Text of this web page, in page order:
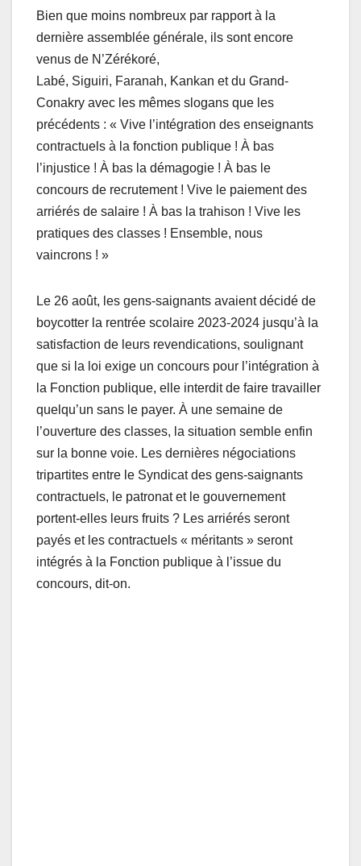
Bien que moins nombreux par rapport à la
dernière assemblée générale, ils sont encore
venus de N’Zérékoré,
Labé, Siguiri, Faranah, Kankan et du Grand-
Conakry avec les mêmes slogans que les
précédents : « Vive l’intégration des enseignants
contractuels à la fonction publique ! À bas
l’injustice ! À bas la démagogie ! À bas le
concours de recrutement ! Vive le paiement des
arriérés de salaire ! À bas la trahison ! Vive les
pratiques des classes ! Ensemble, nous
vaincrons ! »
Le 26 août, les gens-saignants avaient décidé de
boycotter la rentrée scolaire 2023-2024 jusqu’à la
satisfaction de leurs revendications, soulignant
que si la loi exige un concours pour l’intégration à
la Fonction publique, elle interdit de faire travailler
quelqu’un sans le payer. À une semaine de
l’ouverture des classes, la situation semble enfin
sur la bonne voie. Les dernières négociations
tripartites entre le Syndicat des gens-saignants
contractuels, le patronat et le gouvernement
portent-elles leurs fruits ? Les arriérés seront
payés et les contractuels « méritants » seront
intégrés à la Fonction publique à l’issue du
concours, dit-on.